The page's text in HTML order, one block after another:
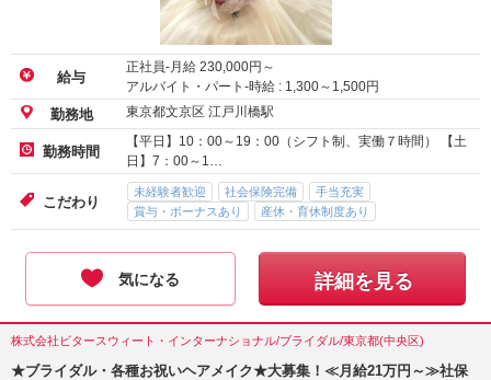
給与
正社員-月給 230,000円～
アルバイト・パート-時給 : 1,300～ 1,500円
勤務地 東京都文京区 江戸川橋駅
勤務時間
【平日】10：00～19：00（シフト制、実働７時間） 【土
日】7：00～1…
こだわり
未経験者歓迎 社会保険完備
手当充実
賞与・ボーナスあり
産休・育休制度あり
気になる 詳細を見る
株式会社ビタースウィート・インターナショナル/ブライダル/東京都(中央区)
★ブライダル・各種お祝いヘアメイク★大募集！≪月給21万円～≫社保